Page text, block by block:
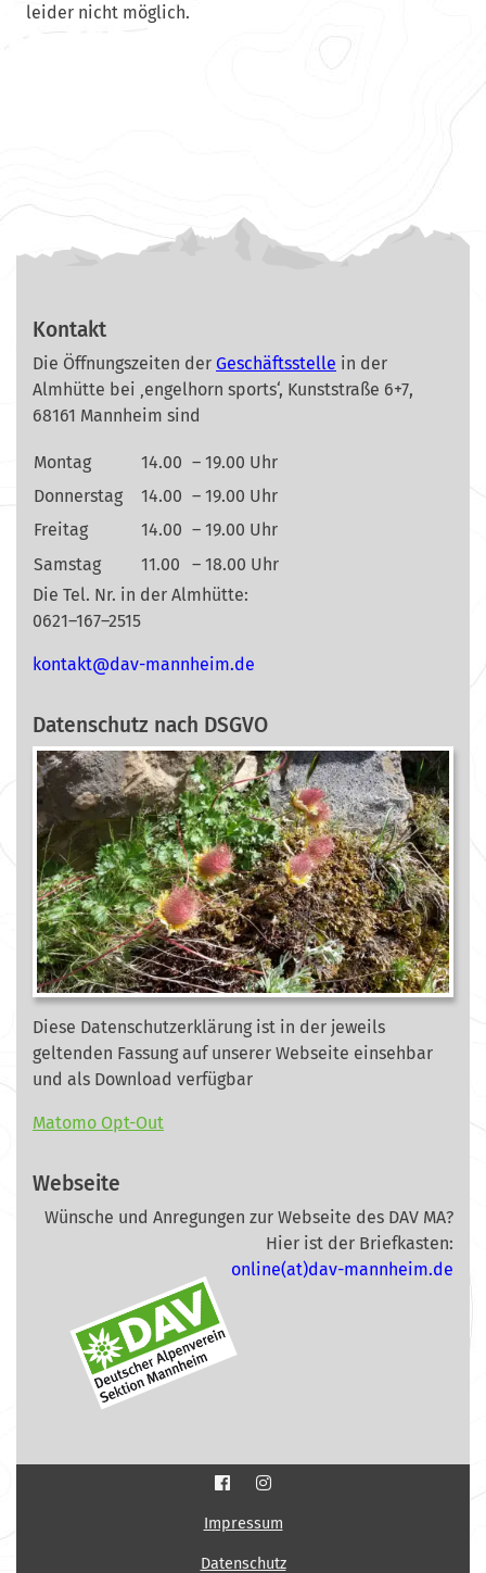
leider nicht möglich.
Kontakt
Die Öffnungszeiten der Geschäftsstelle in der
Almhütte bei ‚engelhorn sports‘, Kunststraße 6+7,
68161 Mannheim sind
Montag 14.00 – 19.00 Uhr
Donnerstag
14.00 – 19.00 Uhr
Freitag
14.00 – 19.00 Uhr
Samstag
11.00
– 18.00 Uhr
Die Tel. Nr. in der Almhütte:
0621–167–2515
ed.mi
ehnna
m-vad
@tkat
nok
Datenschutz nach DSGVO
Diese Datenschutzerklärung ist in der jeweils
geltenden Fassung auf unserer Webseite einsehbar
und als Download verfügbar
Matomo Opt-Out
Webseite
Wünsche und Anregungen zur Webseite des DAV MA?
Hier ist der Briefkasten:
online(at)dav-mannheim.de
Impressum
Datenschutz